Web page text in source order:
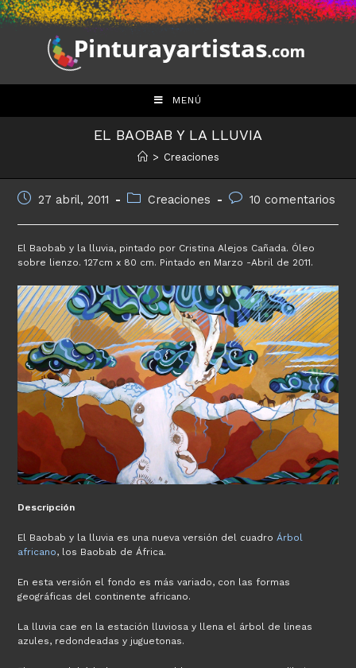
Saltar
al
contenido
MENÚ
EL BAOBAB Y LA LLUVIA
> Creaciones
Publicación
entrada:
27 abril, 2011
Categoría
entrada:
Creaciones
Comentarios
entrada:
10 comentarios
El Baobab y la lluvia, pintado por Cristina Alejos Cañada. Óleo
sobre lienzo. 127cm x 80 cm. Pintado en Marzo -Abril de 2011.
Descripción
El Baobab y la lluvia es una nueva versión del cuadroÁrbol
africano, los Baobab de África.
En esta versión el fondo es más variado, con las formas
geográficas del continente africano.
La lluvia cae en la estación lluviosa y llena el árbol de lineas
azules, redondeadas y juguetonas.